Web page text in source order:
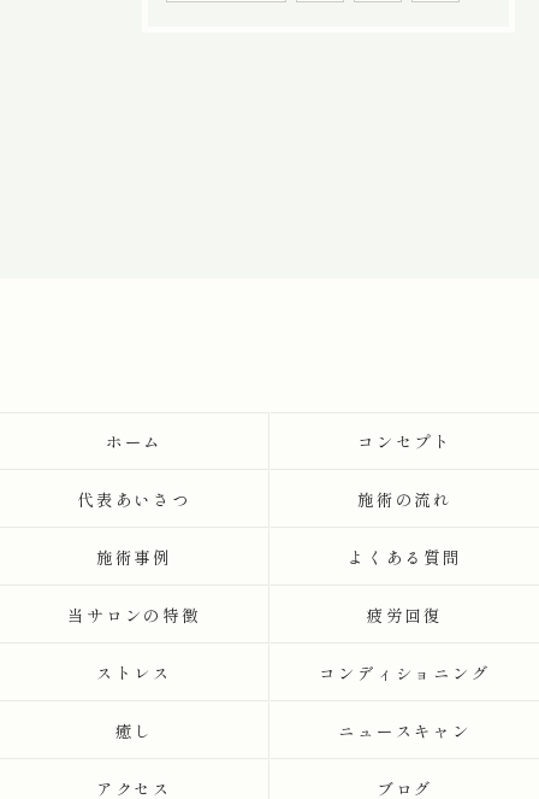
ホーム コンセプト
代表あいさつ 施術の流れ
施術事例 よくある質問
当サロンの特徴 疲労回復
ストレス コンディショニング
癒し ニュースキャン
アクセス ブログ